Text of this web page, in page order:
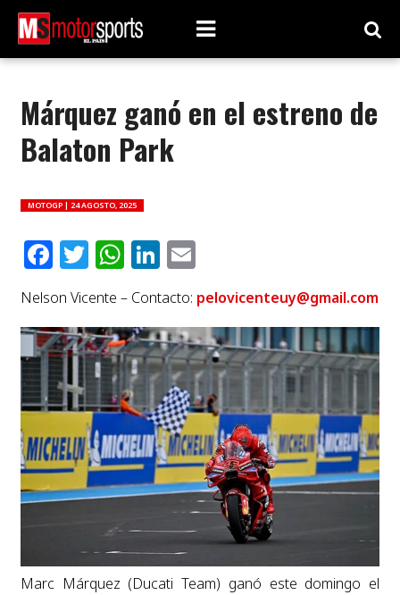
Márquez ganó en el estreno de
Balaton Park
MOTOGP | 24 AGOSTO, 2025
Facebook
Twitter
WhatsApp
LinkedIn
Email
Nelson Vicente – Contacto: pelovicenteuy@gmail.com
Marc Márquez (Ducati Team) ganó este domingo el